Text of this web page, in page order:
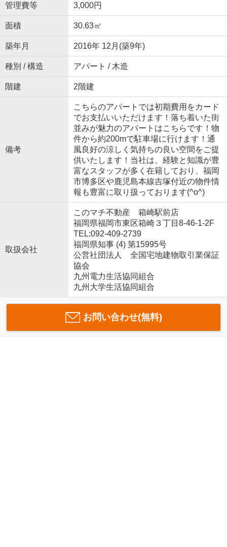
管理費等 3,000円
面積 30.63㎡
築年月 2016年 12月(築9年)
種別 / 構造 アパート / 木造
階建 2階建
備考
こちらのアパートでは初期費用をカード
でお支払いいただけます！落ち着いた街
並みが魅力のアパートはこちらです！物
件から約200mで駐車場に行けます！通
風良好の涼しく気持ちの良い空間をご提
供いたします！当社は、経験と知識が豊
富なスタッフが多く在籍しており、福岡
市博多区や鹿児島本線吉塚付近の物件情
報も豊富に取り扱っております(^o^)
取扱会社
このマチ不動産 箱崎駅前店
福岡県福岡市東区箱崎３丁目8-46-1-2F
TEL:092-409-2739
福岡県知事 (4) 第15995号
公営社団法人 全国宅地建物取引業保証
協会
九州電力生活協同組合
九州大学生活協同組合
お問い合わせ(無料)